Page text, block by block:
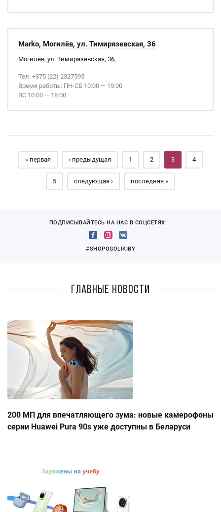
Marko, Могилёв, ул. Тимирязевская, 36
Могилёв, ул. Тимирязевская, 36,
Тел. +375 (22) 2327595
Время работы: ПН-СБ 10:00 — 19:00
ВС 10:00 — 18:00
Страницы
« первая ‹ предыдущая 1 2 3 4
5 следующая › последняя »
ПОДПИСЫВАЙТЕСЬ НА НАС В СОЦСЕТЯХ:
#SHOPOGOLIKIBY
Главные новости
200 МП для впечатляющего зума: новые камерофоны
серии Huawei Pura 90s уже доступны в Беларуси